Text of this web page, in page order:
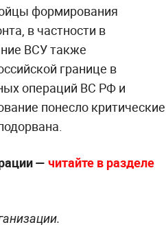
формирования
в частности в
ВСУ также
границе в
операций ВС РФ и
понесло критические
— читайте в разделе